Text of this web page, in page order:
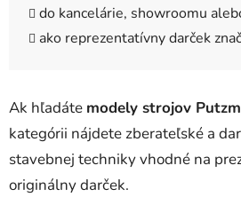
do kancelárie, showroomu
ako reprezentatívny darček
Ak hľadáte modely strojov
kategórii nájdete zberateľské a
stavebnej techniky vhodné na
originálny darček.